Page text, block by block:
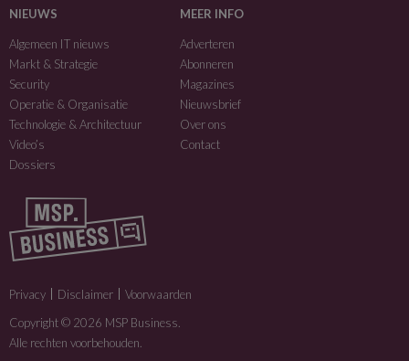
NIEUWS
Algemeen IT nieuws
Markt & Strategie
Security
Operatie & Organisatie
Technologie & Architectuur
Video’s
Dossiers
MEER INFO
Adverteren
Abonneren
Magazines
Nieuwsbrief
Over ons
Contact
Privacy Disclaimer
Voorwaarden
Copyright © 2026 MSP Business.
Alle rechten voorbehouden.